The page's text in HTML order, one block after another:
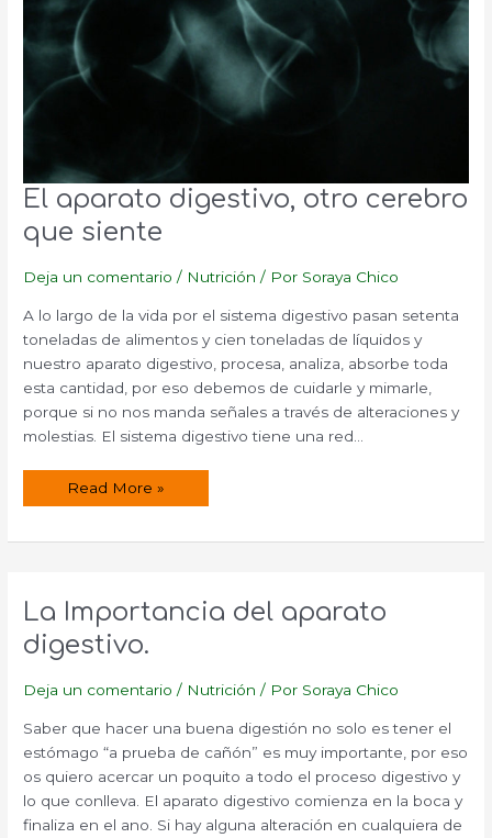
El aparato digestivo, otro cerebro
que siente
Deja un comentario / Nutrición / Por Soraya Chico
A lo largo de la vida por el sistema digestivo pasan setenta
toneladas de alimentos y cien toneladas de líquidos y
nuestro aparato digestivo, procesa, analiza, absorbe toda
esta cantidad, por eso debemos de cuidarle y mimarle,
porque si no nos manda señales a través de alteraciones y
molestias. El sistema digestivo tiene una red…
El
cerebro
Read More »
La Importancia del aparato
digestivo.
Deja un comentario / Nutrición / Por Soraya Chico
Saber que hacer una buena digestión no solo es tener el
estómago “a prueba de cañón” es muy importante, por eso
os quiero acercar un poquito a todo el proceso digestivo y
lo que conlleva. El aparato digestivo comienza en la boca y
finaliza en el ano. Si hay alguna alteración en cualquiera de